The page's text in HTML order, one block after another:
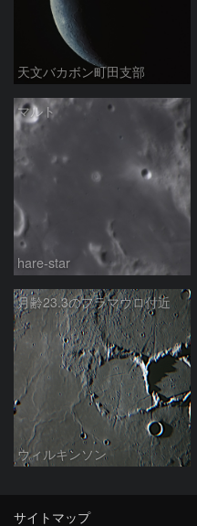
天文バカボン町田支部
マルト
hare-star
月齢23.3のフラマウロ付近
ウィルキンソン
サイトマップ